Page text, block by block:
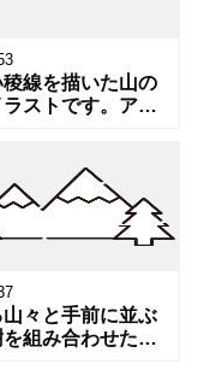
稜線を描いた山の
ストです。アウ
にマッチします。
抑えたシンプルな
なので、ロゴの背
々と手前に並ぶ
組み合わせた、